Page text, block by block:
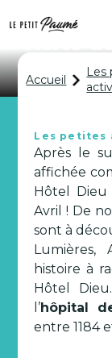
Visite
Samedi
Accueil
Les
Les petites
Après le
affichée
Hôtel Dieu
Avril ! De
sont à
histoire à
Hôtel
l’hôpital
entre 1184